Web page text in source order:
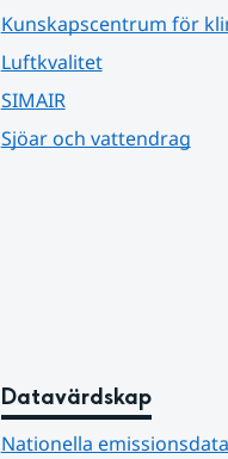
Kunskapscentrum för
Luftkvalitet
SIMAIR
Sjöar och vattendrag
Datavärdskap
Nationella